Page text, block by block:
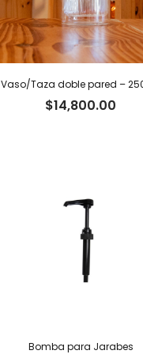
Vaso/Taza doble pared –
$14,800.00
Bomba para Jarabes